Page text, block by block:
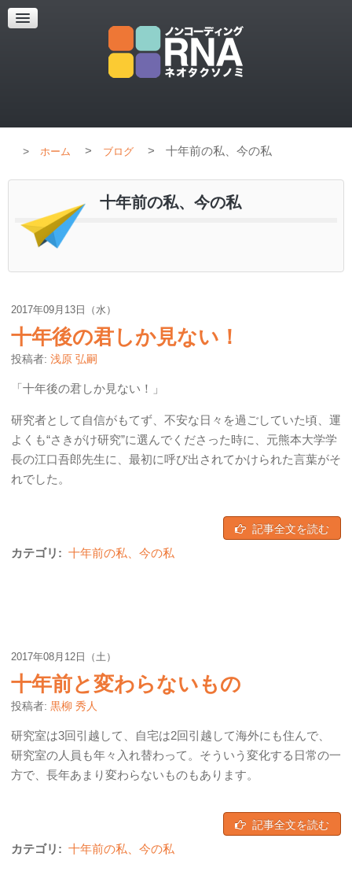
超解像顕微鏡
超解像顕微鏡の紹介
ホーム > ブログ > 十年前の私、今の私
十年前の私、今の私
2017年09月13日（水）
十年後の君しか見ない！
投稿者: 浅原 弘嗣
「十年後の君しか見ない！」
研究者として自信がもてず、不安な日々を過ごしていた頃、運
よくも“さきがけ研究”に選んでくださった時に、元熊本大学学
長の江口吾郎先生に、最初に呼び出されてかけられた言葉がそ
れでした。
記事全文を読む
カテゴリ: 十年前の私、今の私
2017年08月12日（土）
十年前と変わらないもの
投稿者: 黒柳 秀人
研究室は3回引越して、自宅は2回引越して海外にも住んで、
研究室の人員も年々入れ替わって。そういう変化する日常の一
方で、長年あまり変わらないものもあります。
記事全文を読む
カテゴリ: 十年前の私、今の私